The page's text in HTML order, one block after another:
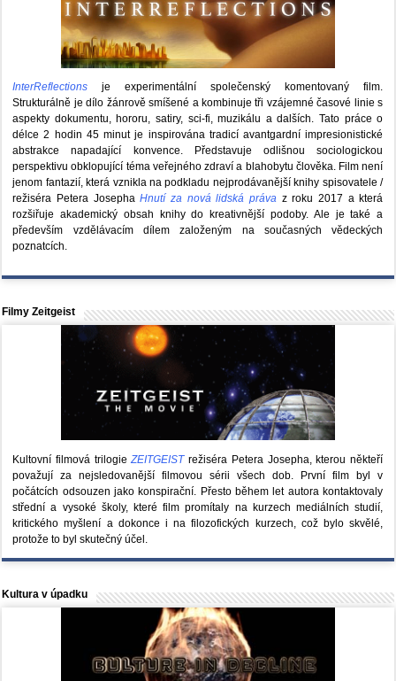
InterReflections je experimentální společenský komentovaný film.
Strukturálně je dílo žánrově smíšené a kombinuje tři vzájemné časové linie s
aspekty dokumentu, hororu, satiry, sci-fi, muzikálu a dalších. Tato práce o
délce 2 hodin 45 minut je inspirována tradicí avantgardní impresionistické
abstrakce napadající konvence. Představuje odlišnou sociologickou
perspektivu obklopující téma veřejného zdraví a blahobytu člověka. Film není
jenom fantazií, která vznikla na podkladu nejprodávanější knihy spisovatele /
režiséra Petera JosephaHnutí za nová lidská práva z roku 2017 a která
rozšiřuje akademický obsah knihy do kreativnější podoby. Ale je také a
především vzdělávacím dílem založeným na současných vědeckých
poznatcích.
Filmy Zeitgeist
Kultovní filmová trilogieZEITGEISTrežiséra Petera Josepha, kterou někteří
považují za nejsledovanější filmovou sérii všech dob. První film byl v
počátcích odsouzen jako konspirační. Přesto během let autora kontaktovaly
střední a vysoké školy, které film promítaly na kurzech mediálních studií,
kritického myšlení a dokonce i na filozofických kurzech, což bylo skvělé,
protože to byl skutečný účel.
Kultura v úpadku